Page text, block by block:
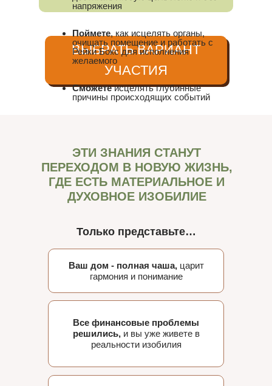
ВЫБРАТЬ ВАРИАНТ
УЧАСТИЯ
напряжения
Поймете, как исцелять органы,
очищать помещение и работать с
Рейки Бокс для исполнения
желаемого
Сможетеисцелять глубинные
причины происходящих событий
Только представьте…
Ваш дом - полная чаша, царит
гармония и понимание
Все финансовые проблемы
решились,и вы уже живете в
реальности изобилия
ЭТИ ЗНАНИЯ СТАНУТ
ПЕРЕХОДОМ В НОВУЮ ЖИЗНЬ,
ГДЕ ЕСТЬ МАТЕРИАЛЬНОЕ И
ДУХОВНОЕ ИЗОБИЛИЕ